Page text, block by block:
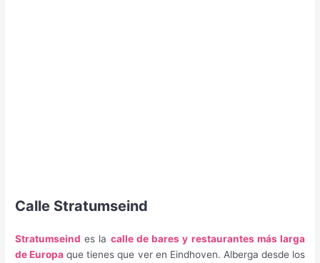
Calle Stratumseind
Stratumseind es la calle de bares y restaurantes más larga
de Europa que tienes que ver en Eindhoven. Alberga desde los